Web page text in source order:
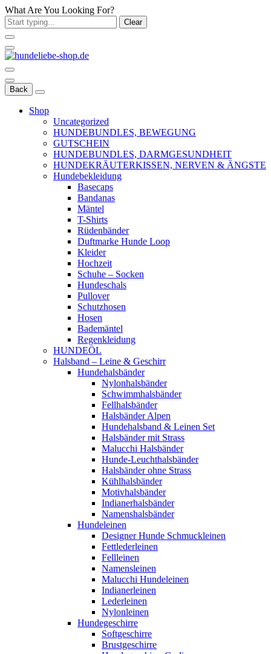
What Are You Looking For?
Clear
Back
Shop
Uncategorized
HUNDEBUNDLES, BEWEGUNG
GUTSCHEIN
HUNDEBUNDLES, DARMGESUNDHEIT
HUNDEKRÄUTERKISSEN, NERVEN & ÄNGSTE
Hundebekleidung
Basecaps
Bandanas
Mäntel
T-Shirts
Rüdenbänder
Duftmarke Hunde Loop
Kleider
Hochzeit
Schuhe – Socken
Hundeschals
Pullover
Schutzhosen
Hosen
Bademäntel
Regenkleidung
HUNDEÖL
Halsband – Leine & Geschirr
Hundehalsbänder
Nylonhalsbänder
Schwimmhalsbänder
Fellhalsbänder
Halsbänder Alpen
Hundehalsband & Leinen Set
Halsbänder mit Strass
Malucchi Halsbänder
Hunde-Leuchthalsbänder
Halsbänder ohne Strass
Kühlhalsbänder
Motivhalsbänder
Indianerhalsbänder
Namenshalsbänder
Hundeleinen
Designer Hunde Schmuckleinen
Fettlederleinen
Fellleinen
Namensleinen
Malucchi Hundeleinen
Indianerleinen
Lederleinen
Nylonleinen
Hundegeschirre
Softgeschirre
Brustgeschirre